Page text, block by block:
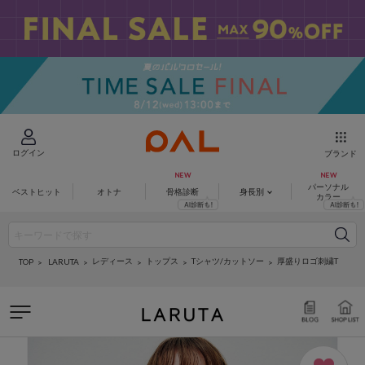
ログイン ブランド
ベストヒット オトナ 骨格診断 身長別
パーソナル
カラー
TOP LARUTA レディース トップス Tシャツ/カットソー 厚盛りロゴ刺繍T